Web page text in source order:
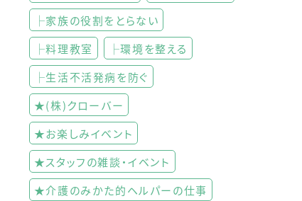
├家族の役割をとらない
├料理教室
├環境を整える
├生活不活発病を防ぐ
★(株)クローバー
★お楽しみイベント
★スタッフの雑談・イベント
★介護のみかた的ヘルパーの仕事